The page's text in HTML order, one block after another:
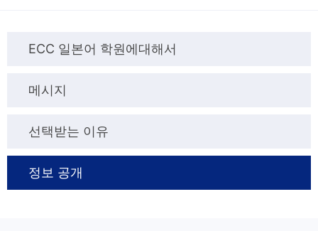
ECC 일본어 학원에대해서
메시지
선택받는 이유
정보 공개